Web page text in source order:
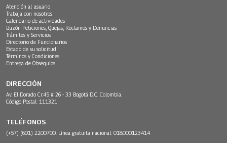
Atención al usuario
Trabaja con nosotros
Calendario de actividades
Buzón Peticiones, Quejas, Reclamos y Denuncias
Trámites y Servicios
Directorio de Funcionarios
Estado de su solicitud
Términos y Condiciones
Entrega de Obsequios
DIRECCIÓN
Av. El Dorado Cr.45 # 26 - 33 Bogotá D.C. Colombia.
Código Postal: 111321
TELÉFONOS
(+57) (601) 2200700. Línea gratuita nacional: 018000123414